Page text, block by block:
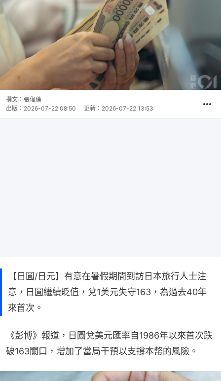
撰文： 張偉倫
出版： 2026-07-22 08:50 更新： 2026-07-22 13:53
【日圓/日元】有意在暑假期間到訪日本旅行人士注
意，日圓繼續貶值，兌1美元失守163，為過去40年
來首次。
《彭博》報道，日圓兌美元匯率自1986年以來首次跌
破163關口，增加了當局干預以支撐本幣的風險。